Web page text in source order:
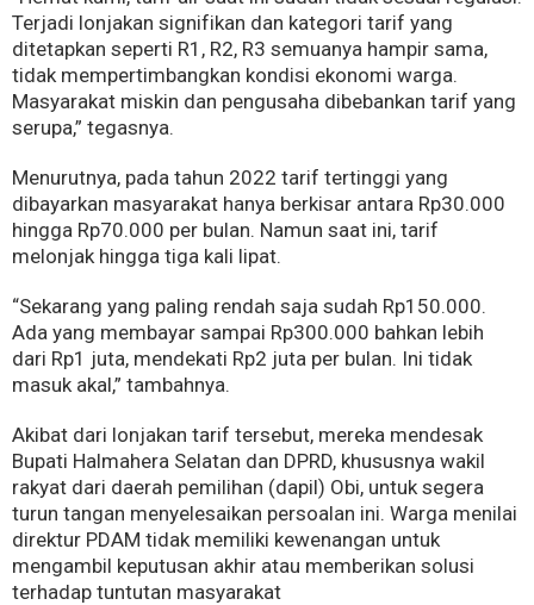
Terjadi lonjakan signifikan dan kategori tarif yang
ditetapkan seperti R1, R2, R3 semuanya hampir sama,
tidak mempertimbangkan kondisi ekonomi warga.
Masyarakat miskin dan pengusaha dibebankan tarif yang
serupa,” tegasnya.
Menurutnya, pada tahun 2022 tarif tertinggi yang
dibayarkan masyarakat hanya berkisar antara Rp30.000
hingga Rp70.000 per bulan. Namun saat ini, tarif
melonjak hingga tiga kali lipat.
“Sekarang yang paling rendah saja sudah Rp150.000.
Ada yang membayar sampai Rp300.000 bahkan lebih
dari Rp1 juta, mendekati Rp2 juta per bulan. Ini tidak
masuk akal,” tambahnya.
Akibat dari lonjakan tarif tersebut, mereka mendesak
Bupati Halmahera Selatan dan DPRD, khususnya wakil
rakyat dari daerah pemilihan (dapil) Obi, untuk segera
turun tangan menyelesaikan persoalan ini. Warga menilai
direktur PDAM tidak memiliki kewenangan untuk
mengambil keputusan akhir atau memberikan solusi
terhadap tuntutan masyarakat